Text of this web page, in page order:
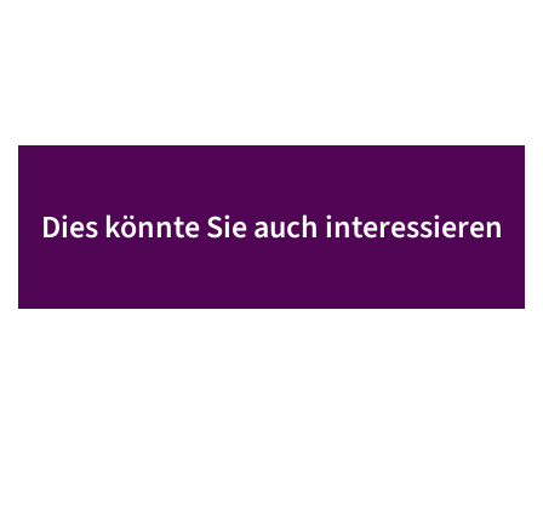
Dies könnte Sie auch interessieren